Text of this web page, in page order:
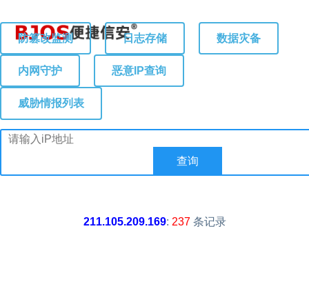
防篡改监测 日志存储 数据灾备
内网守护 恶意IP查询
威胁情报列表
211.105.209.169: 237条记录